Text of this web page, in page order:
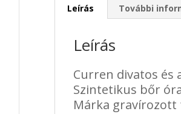
Leírás További
Leírás
Curren divatos és
Szintetikus bőr
Márka gravírozott